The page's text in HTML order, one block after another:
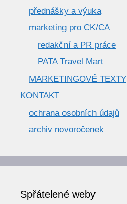
přednášky a výuka
marketing pro CK/CA
redakční a PR práce
PATA Travel Mart
MARKETINGOVÉ TEXTY
KONTAKT
ochrana osobních údajů
archiv novoročenek
Spřátelené weby